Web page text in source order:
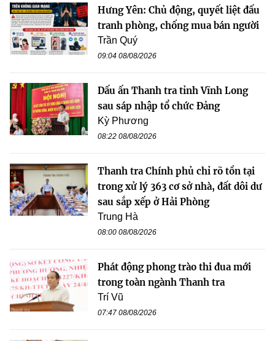
Hưng Yên: Chủ động, quyết liệt đấu
tranh phòng, chống mua bán người
Trần Quý
09:04 08/08/2026
Dấu ấn Thanh tra tỉnh Vĩnh Long
sau sáp nhập tổ chức Đảng
Kỳ Phương
08:22 08/08/2026
Thanh tra Chính phủ chỉ rõ tồn tại
trong xử lý 363 cơ sở nhà, đất dôi dư
sau sắp xếp ở Hải Phòng
Trung Hà
08:00 08/08/2026
Phát động phong trào thi đua mới
trong toàn ngành Thanh tra
Trí Vũ
07:47 08/08/2026